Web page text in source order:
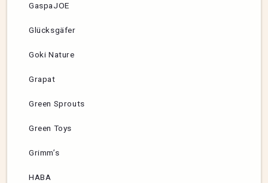
GaspaJOE
Glücksgäfer
Goki Nature
Grapat
Green Sprouts
Green Toys
Grimm’s
HABA